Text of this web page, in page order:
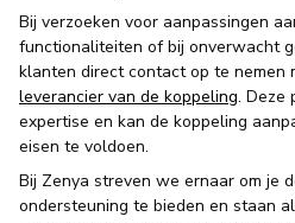
Bij verzoeken voor aanpassingen
functionaliteiten of bij onverwacht
klanten direct contact op te nemen
leverancier van de koppeling. Deze
expertise en kan de koppeling
eisen te voldoen.
Bij Zenya streven we ernaar om je
ondersteuning te bieden en staan